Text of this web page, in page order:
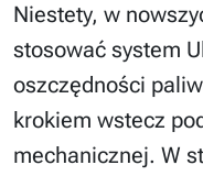
Niestety, w
stosować system
oszczędności
krokiem wstecz
mechanicznej. W